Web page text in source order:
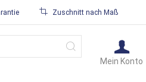
Zuschnitt nach Maß
Mein Konto